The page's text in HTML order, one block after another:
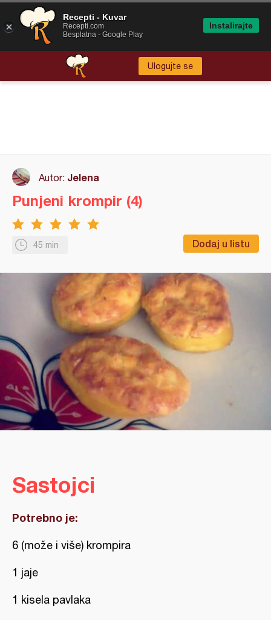
Ulogujte se
Autor: Jelena
45 min Dodaj u listu
Punjeni krompir (4)
Sastojci
Potrebno je:
6 (može i više) krompira
1 jaje
1 kisela pavlaka
Recepti - Kuvar
Recepti.com
Besplatna - Google Play
Instalirajte